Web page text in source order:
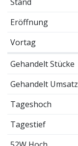
Eröffnung
Vortag
Gehandelt Stücke
Gehandelt Umsatz
Tageshoch
Tagestief